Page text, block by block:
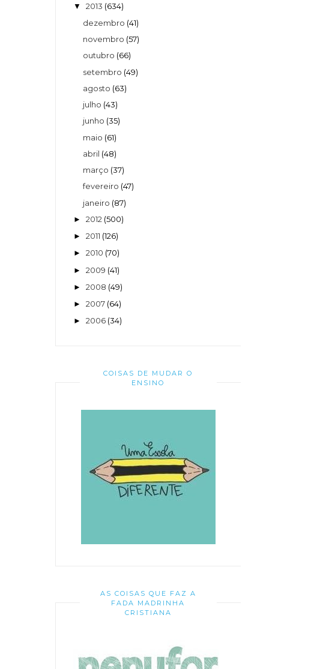
▼ 2013 (634)
dezembro (41)
novembro (57)
outubro (66)
setembro (49)
agosto (63)
julho (43)
junho (35)
maio (61)
abril (48)
março (37)
fevereiro (47)
janeiro (87)
► 2012 (500)
► 2011 (126)
► 2010 (70)
► 2009 (41)
► 2008 (49)
► 2007 (64)
► 2006 (34)
COISAS DE MUDAR O
ENSINO
AS COISAS QUE FAZ A
FADA MADRINHA
CRISTIANA